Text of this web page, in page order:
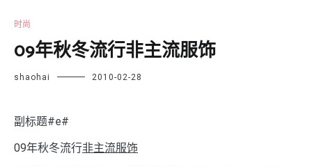
时尚
09年秋冬流行非主流服饰
shaohai 2010-02-28
副标题#e#
09年秋冬流行非主流服饰